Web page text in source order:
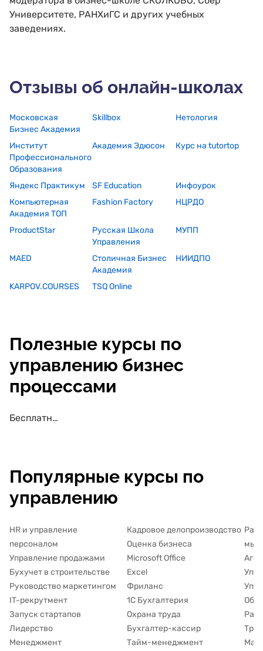
Университете, РАНХиГС и других учебных
заведениях.
Отзывы об онлайн-школах
Московская
Бизнес Академия
Skillbox Нетология
Институт
Профессионального
Образования
Академия Эдюсон Курс на tutortop
Яндекс Практикум SF Education
Инфоурок
Компьютерная
Академия ТОП
Fashion Factory НЦРДО
ProductStar
Русская Школа
Управления
МУПП
MAED
Столичная Бизнес
Академия
НИИДПО
KARPOV.COURSES TSQ Online
Полезные курсы по
управлению бизнес
процессами
Бесплатные курсы по управлению бизнес процессами
Популярные курсы по
управлению
HR и управление
персоналом
Управление продажами
Бухучет в строительстве
Руководство маркетингом
IT-рекрутмент
Запуск стартапов
Лидерство
Менеджмент
Кадровое делопроизводство
Оценка бизнеса
Microsoft Office
Excel
Фриланс
1С Бухгалтерия
Охрана труда
Бухгалтер-кассир
Тайм-менеджмент